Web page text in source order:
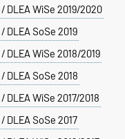
DLEA WiSe 2019/2020
DLEA SoSe 2019
DLEA WiSe 2018/2019
DLEA SoSe 2018
DLEA WiSe 2017/2018
DLEA SoSe 2017